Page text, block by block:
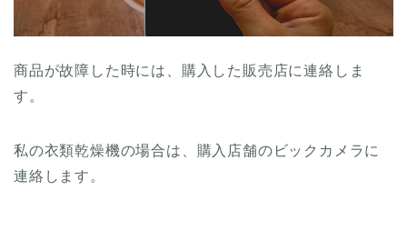
商品が故障した時には、購入した販売店に連絡しま
す。
私の衣類乾燥機の場合は、購入店舗のビックカメラに
連絡します。